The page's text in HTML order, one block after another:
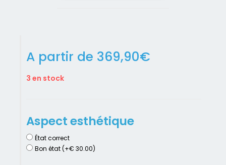
A partir de 369,90€
3 en stock
Aspect esthétique
État correct
Bon état (+€ 30.00)